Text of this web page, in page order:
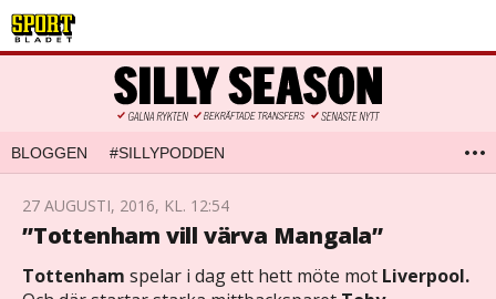
BLOGGEN #SILLYPODDEN
27 AUGUSTI, 2016, KL. 12:54
”Tottenham vill värva Mangala”
Tottenham spelar i dag ett hett möte mot Liverpool.